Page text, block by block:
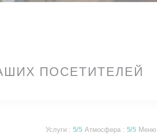
ПОСЕТИТЕЛЕЙ
Услуги : 5/5 Атмосфера : 5/5 Меню